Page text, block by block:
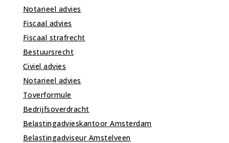
Notarieel advies
Fiscaal advies
Fiscaal strafrecht
Bestuursrecht
Civiel advies
Notarieel advies
Toverformule
Bedrijfsoverdracht
Belastingadvieskantoor Amsterdam
Belastingadviseur Amstelveen